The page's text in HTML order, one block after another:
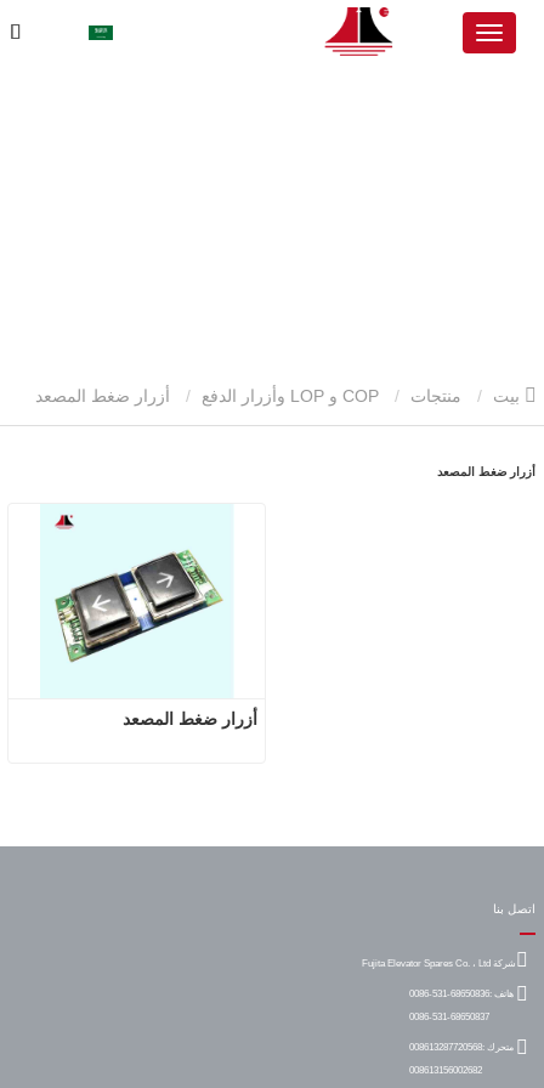
منتجات COP و LOP وأزرار الدفع
أزرار ضغط المصعد
أزرار ضغط المصعد
اتصل بنا
شركة Fujita Elevator Spares Co. ، Ltd
هاتف :0086-531-68650836
0086-531-68650837
متحرك :008613287720568
008613156002682